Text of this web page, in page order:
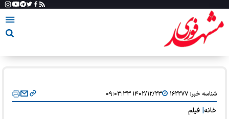
شناسه خبر:۱۶۲۲۷۷ ۱۴۰۲/۱۲/۲۳ ۰۹:۰۳:۳۳
خانه فیلم